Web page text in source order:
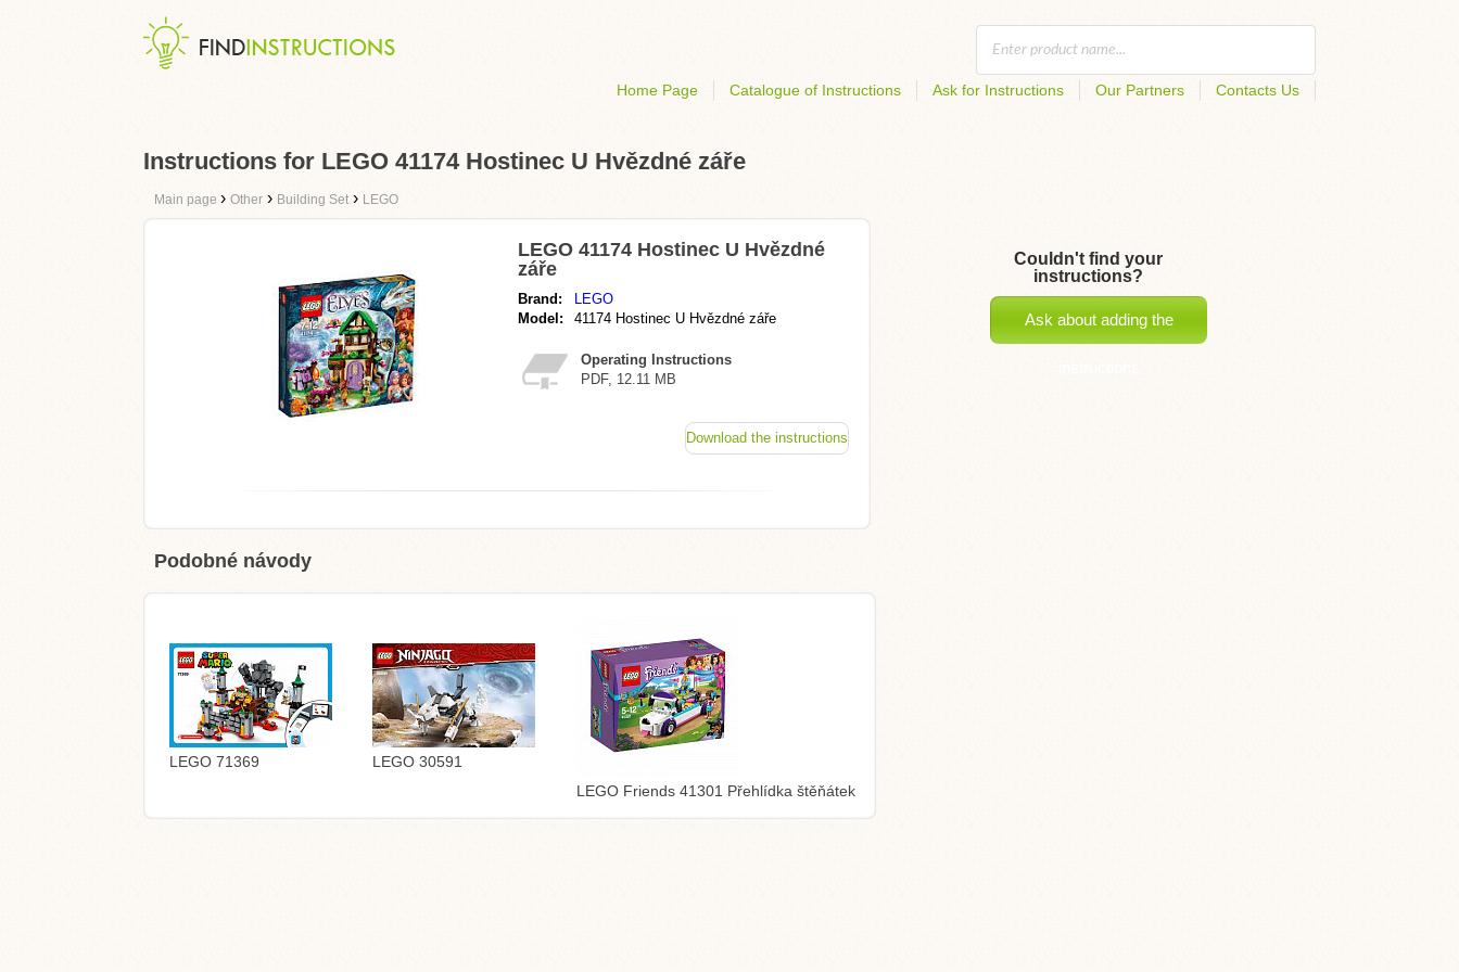
Home Page Catalogue of Instructions Ask for Instructions Our Partners Contacts Us
Instructions for LEGO 41174 Hostinec U Hvězdné záře
Main page › Other › Building Set › LEGO
LEGO 41174 Hostinec U Hvězdné
záře
Brand:
LEGO
Model:
41174 Hostinec U Hvězdné záře
Operating Instructions
PDF, 12.11 MB
Download the instructions
Podobné návody
LEGO 71369
LEGO 30591
LEGO Friends 41301 Přehlídka štěňátek
Couldn't find your
instructions?
Ask about adding the